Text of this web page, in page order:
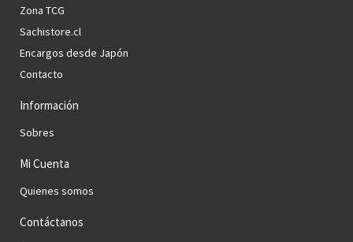
Zona TCG
Sachistore.cl
Encargos desde Japón
Contacto
Información
Sobres
Mi Cuenta
Quienes somos
Contáctanos